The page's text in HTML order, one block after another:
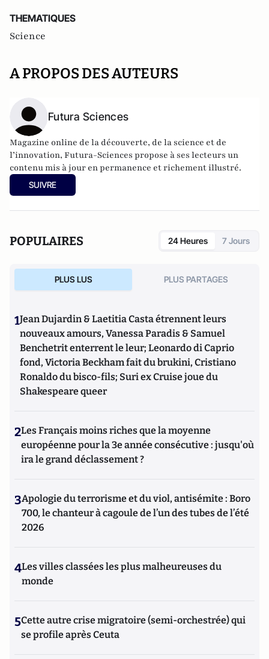
THEMATIQUES
Science
A PROPOS DES AUTEURS
Futura Sciences
Magazine online de la découverte, de la science et de
l’innovation, Futura-Sciences propose à ses lecteurs un
contenu mis à jour en permanence et richement illustré.
SUIVRE
POPULAIRES 24 Heures 7 Jours
PLUS LUS PLUS PARTAGES
1Jean Dujardin & Laetitia Casta étrennent leurs
nouveaux amours, Vanessa Paradis & Samuel
Benchetrit enterrent le leur; Leonardo di Caprio
fond, Victoria Beckham fait du brukini, Cristiano
Ronaldo du bisco-fils; Suri ex Cruise joue du
Shakespeare queer
2Les Français moins riches que la moyenne
européenne pour la 3e année consécutive : jusqu'où
ira le grand déclassement ?
3Apologie du terrorisme et du viol, antisémite : Boro
700, le chanteur à cagoule de l’un des tubes de l’été
2026
4Les villes classées les plus malheureuses du
monde
5Cette autre crise migratoire (semi-orchestrée) qui
se profile après Ceuta